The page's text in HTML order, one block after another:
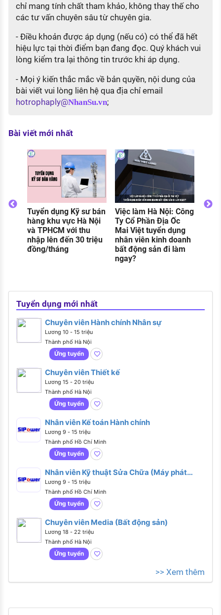
chỉ mang tính chất tham khảo, không thay thế cho
các tư vấn chuyên sâu từ chuyên gia.
- Điều khoản được áp dụng (nếu có) có thể đã hết
hiệu lực tại thời điểm bạn đang đọc. Quý khách vui
lòng kiểm tra lại thông tin trước khi áp dụng.
- Mọi ý kiến thắc mắc về bản quyền, nội dung của
bài viết vui lòng liên hệ qua địa chỉ email
hotrophaply@NhanSu.vn;
Bài viết mới nhất
Tuyển dụng Kỹ sư bán
hàng khu vực Hà Nội
và TPHCM với thu
nhập lên đến 30 triệu
đồng/tháng
Việc làm Hà Nội: Công
Ty Cổ Phần Địa Ốc
Mai Việt tuyển dụng
nhân viên kinh doanh
bất động sản đi làm
ngay?
Tuyển dụng mới nhất
Chuyên viên Hành chính Nhân sự
Lương 10 - 15 triệu
Thành phố Hà Nội
Ứng tuyển
Chuyên viên Thiết kế
Lương 15 - 20 triệu
Thành phố Hà Nội
Ứng tuyển
Nhân viên Kế toán Hành chính
Lương 9 - 15 triệu
Thành phố Hồ Chí Minh
Ứng tuyển
Nhân viên Kỹ thuật Sửa Chữa (Máy phát
điện)
Lương 9 - 15 triệu
Thành phố Hồ Chí Minh
Ứng tuyển
Chuyên viên Media (Bất động sản)
Lương 18 - 22 triệu
Thành phố Hà Nội
Ứng tuyển
>> Xem thêm